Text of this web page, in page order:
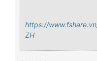
https://
ZH